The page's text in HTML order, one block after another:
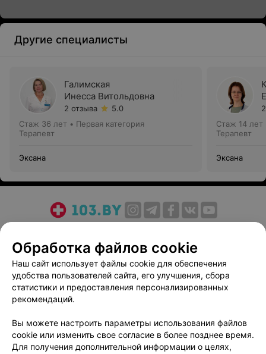
Другие специалисты
Галимская
Инесса Витольдовна
2 отзыва
5.0
Стаж 36 лет • Первая категория
Терапевт
Эксана
Стаж 14 лет
Терапевт
Эксана
Медицинский маркетинг
Публичный договор
Пользовательское соглашение
Способы оплаты
Вакансии
Партнеры
Написать руководителю 103.by
Персональные настройки cookie
Обработка персональных данных
Обработка файлов cookie
Наш сайт использует файлы cookie для обеспечения
удобства пользователей сайта, его улучшения, сбора
статистики и предоставления персонализированных
рекомендаций.
Вы можете настроить параметры использования файлов
cookie или изменить свое согласие в более позднее время.
Для получения дополнительной информации о целях,